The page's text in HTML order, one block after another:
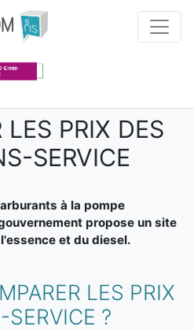
LES PRIX DES
SERVICE
à la pompe
propose un site
et du diesel.
LES PRIX
SERVICE ?